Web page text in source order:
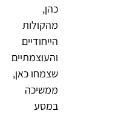
כהן,
מהקולות
הייחודיים
והעוצמתיים
שצמחו כאן,
ממשיכה
במסע